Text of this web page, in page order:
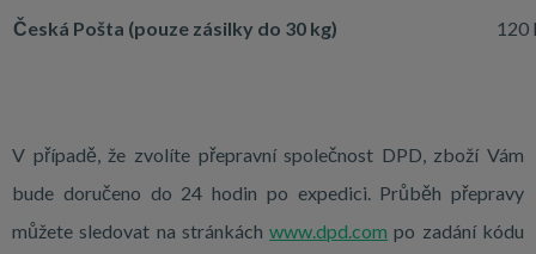
Česká Pošta (pouze zásilky do 30 kg) 120
V případě, že zvolíte přepravní společnost DPD, zboží Vám
bude doručeno do 24 hodin po expedici. Průběh přepravy
můžete sledovat na stránkáchwww.dpd.com po zadání kódu